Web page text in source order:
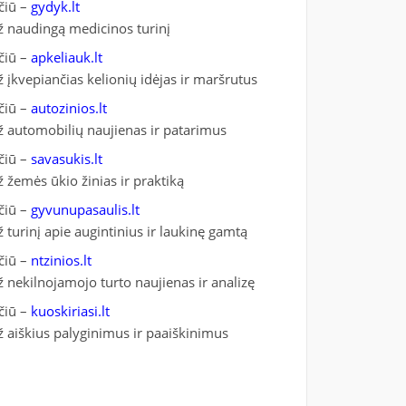
– gydyk.lt
naudingą medicinos turinį
– apkeliauk.lt
įkvepiančias kelionių idėjas ir maršrutus
– autozinios.lt
automobilių naujienas ir patarimus
– savasukis.lt
žemės ūkio žinias ir praktiką
– gyvunupasaulis.lt
turinį apie augintinius ir laukinę gamtą
– ntzinios.lt
nekilnojamojo turto naujienas ir analizę
– kuoskiriasi.lt
aiškius palyginimus ir paaiškinimus